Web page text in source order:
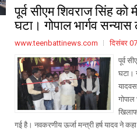
पूर्व सीएम शिवराज सिंह को
घटा। गोपाल भार्गव
www.teenbattinews.com दिसंबर
पूर्व
घटा।
गोपाल
गई है। नवकरणीय ऊर्जा मन्त्री हर्ष यादव ने